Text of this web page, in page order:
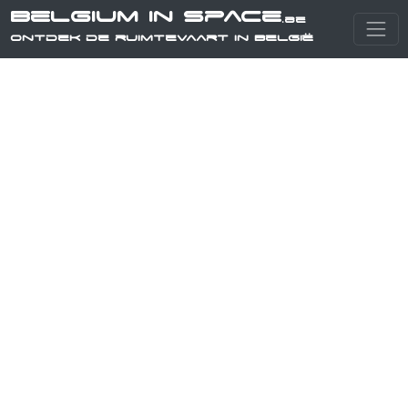
Belgium in Space.be
Ontdek de ruimtevaart in België